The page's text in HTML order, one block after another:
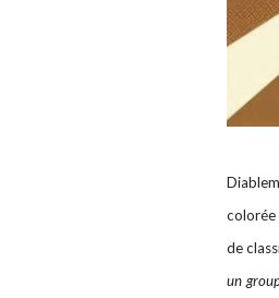
colorée
de
un